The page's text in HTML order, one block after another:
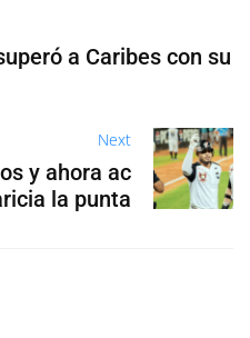
a Caribes con su
Next
y ahora ac
la punta